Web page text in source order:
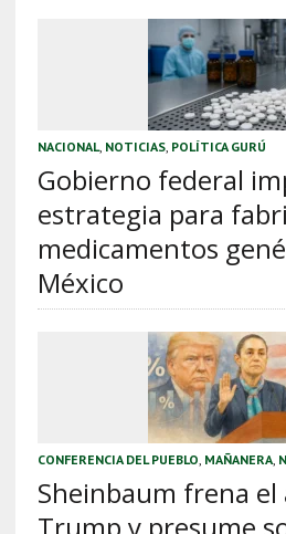
NACIONAL, NOTICIAS, POLÍTICA GURÚ
Gobierno federal
estrategia para
medicamentos
México
CONFERENCIA DEL PUEBLO, MAÑANERA,
Sheinbaum frena el